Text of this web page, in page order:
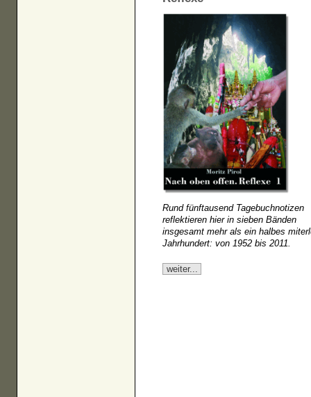
Rund fünftausend Tagebuchnotizen
reflektieren hier in sieben Bänden
insgesamt mehr als ein halbes
Jahrhundert: von 1952 bis 2011.
weiter...